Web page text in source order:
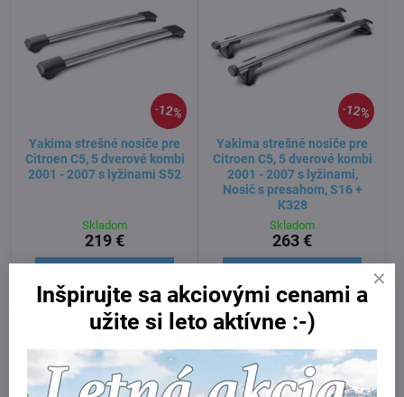
12%
Yakima strešné nosiče pre
Citroen C5, 5 dverové kombi
2001 - 2007 s lyžinami S52
Skladom
219 €
12%
Yakima strešné nosiče pre
Citroen C5, 5 dverové kombi
2001 - 2007 s lyžinami,
Nosič s presahom, S16 +
K328
Skladom
263 €
Inšpirujte sa akciovými cenami a
užite si leto aktívne :-)